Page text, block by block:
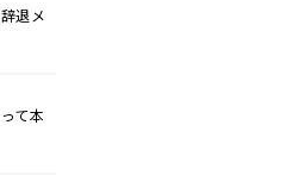
退メ
て本